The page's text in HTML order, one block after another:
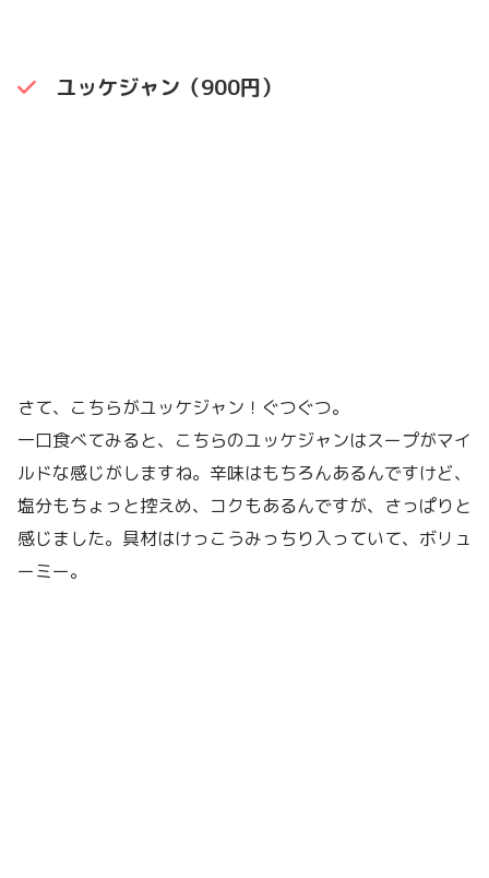
ユッケジャン（900円）
さて、こちらがユッケジャン！ぐつぐつ。
一口食べてみると、こちらのユッケジャンはスープがマイ
ルドな感じがしますね。辛味はもちろんあるんですけど、
塩分もちょっと控えめ、コクもあるんですが、さっぱりと
感じました。具材はけっこうみっちり入っていて、ボリュ
ーミー。